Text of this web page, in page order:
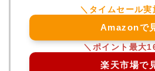
Amazonで
楽天市場で